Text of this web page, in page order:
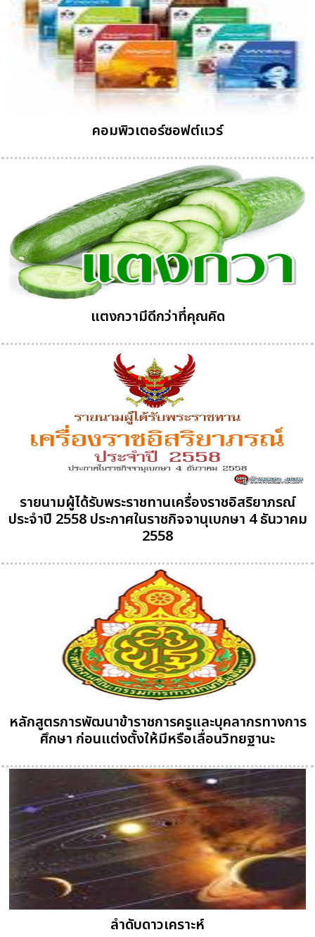
คอมพิวเตอร์ซอฟต์แวร์
แตงกวามีดีกว่าที่คุณคิด
รายนามผู้ได้รับพระราชทานเครื่องราชอิสริยาภรณ์
ประจำปี 2558 ประกาศในราชกิจจานุเบกษา 4 ธันวาคม
2558
หลักสูตรการพัฒนาข้าราชการครูและบุคลากรทางการ
ศึกษา ก่อนแต่งตั้งให้มีหรือเลื่อนวิทยฐานะ
ลำดับดาวเคราะห์